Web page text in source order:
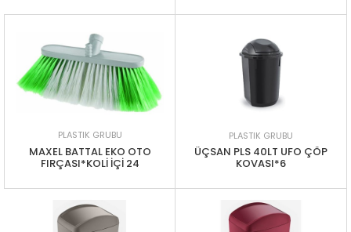
PLASTIK GRUBU
MAXEL BATTAL EKO OTO
FIRÇASI*KOLİ İÇİ 24
PLASTIK GRUBU
ÜÇSAN PLS 40LT UFO ÇÖP
KOVASI*6